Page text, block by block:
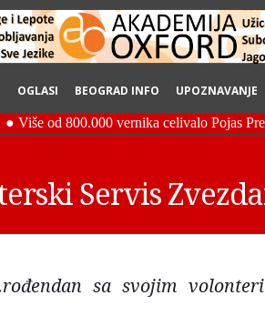
OGLASI BEOGRAD INFO UPOZNAVANJE
Servis
sa svojim